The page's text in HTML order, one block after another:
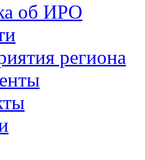
об ИРО
региона